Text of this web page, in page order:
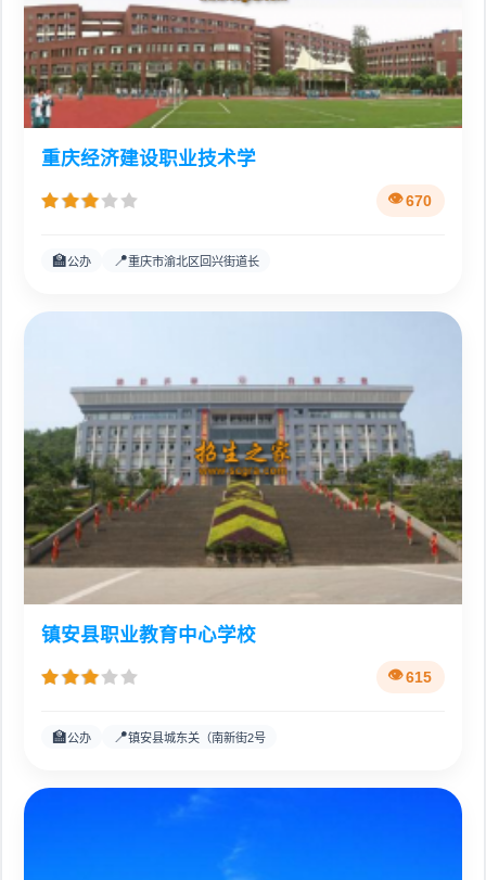
重庆经济建设职业技术学
670
🏫公办 📍重庆市渝北区回兴街道长
镇安县职业教育中心学校
615
🏫公办 📍镇安县城东关（南新街2号